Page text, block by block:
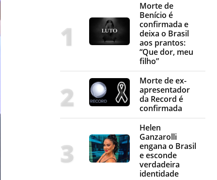
Morte de
Benício é
confirmada e
deixa o Brasil
aos prantos:
“Que dor, meu
filho”
Morte de ex-
apresentador
da Record é
confirmada
Helen
Ganzarolli
engana o Brasil
e esconde
verdadeira
identidade